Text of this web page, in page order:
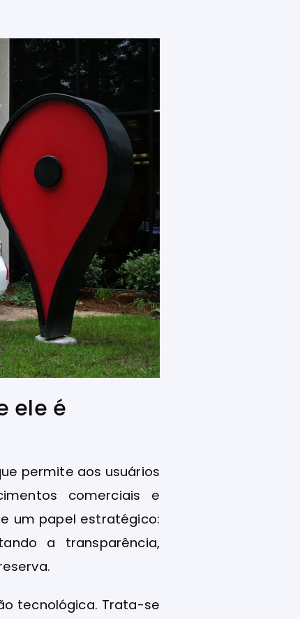
ele é
permite aos usuários
comerciais e
um papel estratégico:
a transparência,
tecnológica. Trata-se